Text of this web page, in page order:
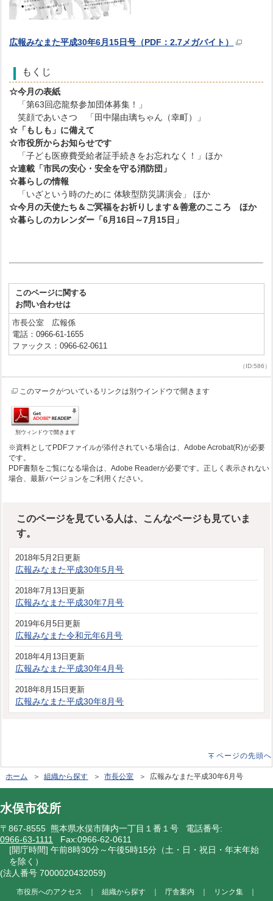
広報みなまた平成30年6月15日号（PDF：2.7メガバイト）
もくじ
☆今月の表紙
「第63回恋龍祭参加団体募集！」
笑顔であいさつ 「田中陽由璃ちゃん（幸町）」
☆「もしも」に備えて
☆市役所からお知らせです
「子ども医療費受給者証手続きをお忘れなく！」ほか
☆連載「市民の安心・安全を守る消防団」
☆暮らしの情報
「いざという時のために 体験型防災講演会」 ほか
☆今月の天使たち＆ご冥福をお祈りします＆善意のこころ ほか
☆暮らしのカレンダー「6月16日～7月15日」
このページに関する
お問い合わせは
市長公室 広報係
電話：0966-61-1655
ファックス：0966-62-0611
（ID:586）
このマークがついているリンクは別ウインドウで開きます
別ウィンドウで開きます
※資料としてPDFファイルが添付されている場合は、Adobe Acrobat(R)が必要
です。
PDF書類をご覧になる場合は、Adobe Readerが必要です。正しく表示されない
場合、最新バージョンをご利用ください。
このページを見ている人は、こんなページも見ていま
す。
2018年5月2日更新
広報みなまた平成30年5月号
2018年7月13日更新
広報みなまた平成30年7月号
2019年6月5日更新
広報みなまた令和元年6月号
2018年4月13日更新
広報みなまた平成30年4月号
2018年8月15日更新
広報みなまた平成30年8月号
ページの先頭へ
ホーム ＞組織から探す ＞市長公室 ＞ 広報みなまた平成30年6月号
水俣市役所
〒867-8555 熊本県水俣市陣内一丁目１番１号 電話番号:
0966-63-1111 Fax:0966-62-0611
[開庁時間] 午前8時30分～午後5時15分（土・日・祝日・年末年始
を除く）
(法人番号 7000020432059)
市役所へのアクセス 組織から探す 庁舎案内 リンク集